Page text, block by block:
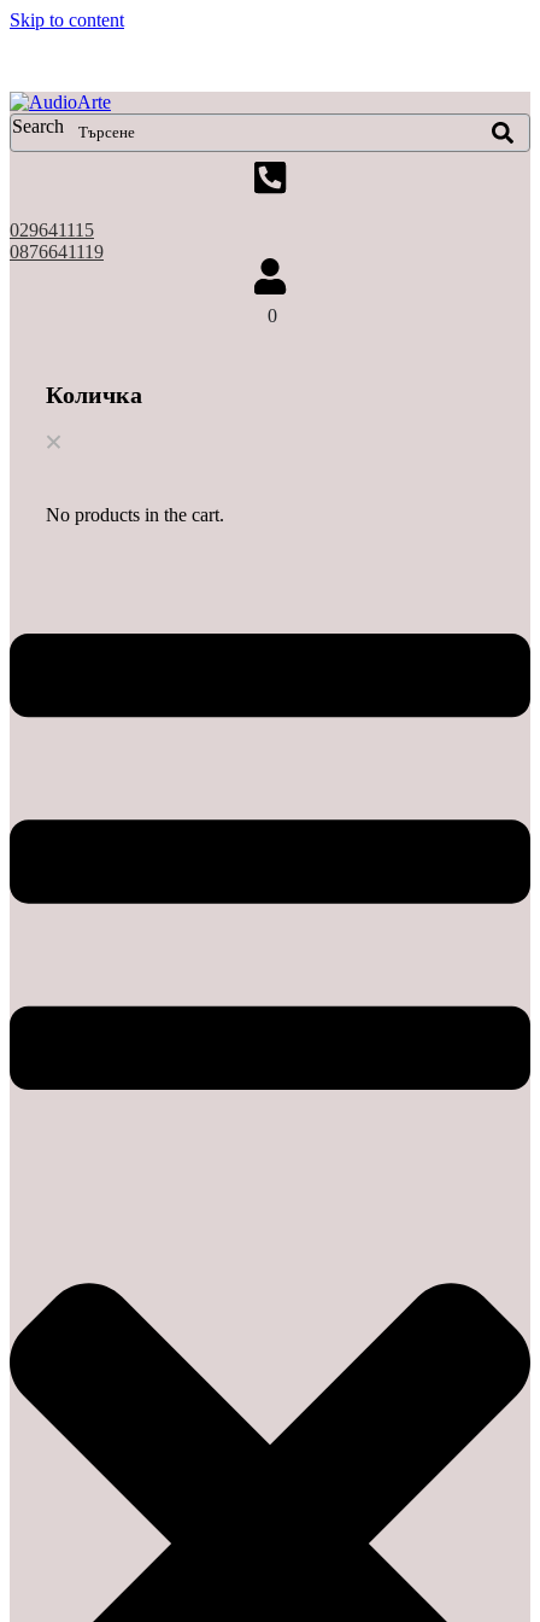
Skip to content
Search
029641115
0876641119
0
Количка
No products in the cart.